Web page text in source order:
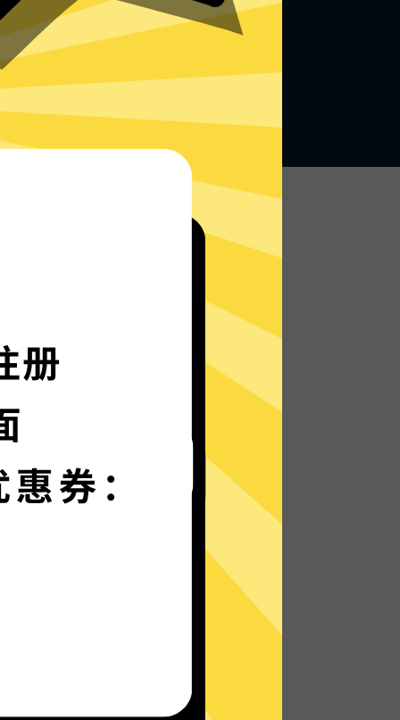
无论何地，无限访问
加速器的自研发通信协议，使您无
是在路上还是沙发上，都能轻松快速地访
问网络，体验真正的极速网络。